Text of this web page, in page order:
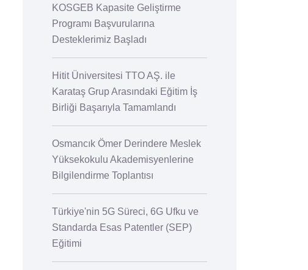
KOSGEB Kapasite Geliştirme
Programı Başvurularına
Desteklerimiz Başladı
Hitit Üniversitesi TTO AŞ. ile
Karataş Grup Arasındaki Eğitim İş
Birliği Başarıyla Tamamlandı
Osmancık Ömer Derindere Meslek
Yüksekokulu Akademisyenlerine
Bilgilendirme Toplantısı
Türkiye'nin 5G Süreci, 6G Ufku ve
Standarda Esas Patentler (SEP)
Eğitimi